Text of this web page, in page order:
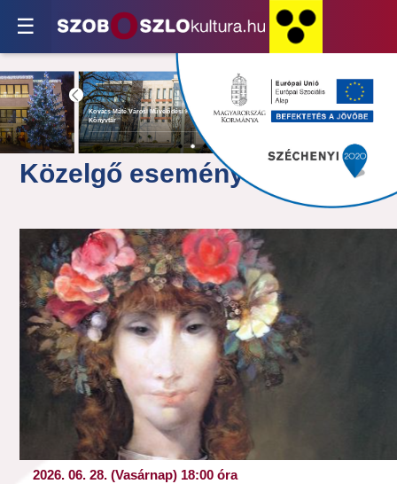
☰
Közelgő események
2026. 06. 28. (Vasárnap) 18:00 óra